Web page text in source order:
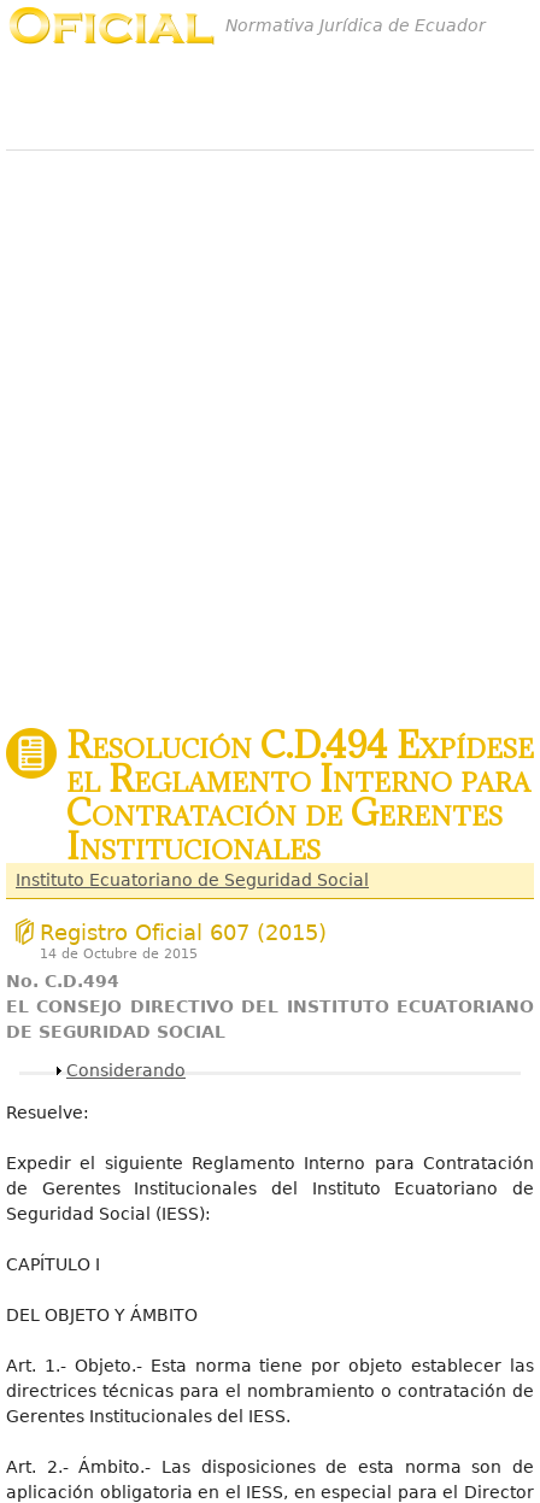
Normativa Jurídica de Ecuador
Resolución C.D.494 Expídese
el Reglamento Interno para
Contratación de Gerentes
Institucionales
Instituto Ecuatoriano de Seguridad Social
Registro Oficial 607 (2015)
14 de Octubre de 2015
No. C.D.494
EL CONSEJO DIRECTIVO DEL INSTITUTO ECUATORIANO
DE SEGURIDAD SOCIAL
Mostrar
Considerando
Resuelve:
Expedir el siguiente Reglamento Interno para Contratación
de Gerentes Institucionales del Instituto Ecuatoriano de
Seguridad Social (IESS):
CAPÍTULO I
DEL OBJETO Y ÁMBITO
Art. 1.- Objeto.- Esta norma tiene por objeto establecer las
directrices técnicas para el nombramiento o contratación de
Gerentes Institucionales del IESS.
Art. 2.- Ámbito.- Las disposiciones de esta norma son de
aplicación obligatoria en el IESS, en especial para el Director